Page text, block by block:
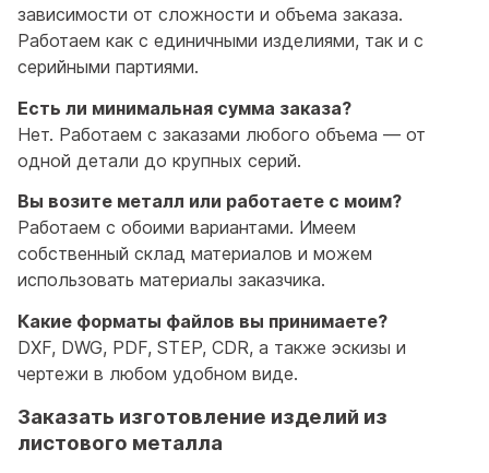
зависимости от сложности и объема заказа.
Работаем как с единичными изделиями, так и с
серийными партиями.
Есть ли минимальная сумма заказа?
Нет. Работаем с заказами любого объема — от
одной детали до крупных серий.
Вы возите металл или работаете с моим?
Работаем с обоими вариантами. Имеем
собственный склад материалов и можем
использовать материалы заказчика.
Какие форматы файлов вы принимаете?
DXF, DWG, PDF, STEP, CDR, а также эскизы и
чертежи в любом удобном виде.
Заказать изготовление изделий из
листового металла